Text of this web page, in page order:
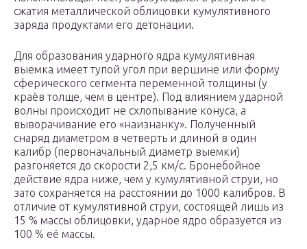
сжатия металлической облицовки кумулятивного
заряда продуктами его детонации.
Для образования ударного ядра кумулятивная
выемка имеет тупой угол при вершине или форму
сферического сегмента переменной толщины (у
краёв толще, чем в центре). Под влиянием ударной
волны происходит не схлопывание конуса, а
выворачивание его «наизнанку». Полученный
снаряд диаметром в четверть и длиной в один
калибр (первоначальный диаметр выемки)
разгоняется до скорости 2,5 км/с. Бронебойное
действие ядра ниже, чем у кумулятивной струи, но
зато сохраняется на расстоянии до 1000 калибров. В
отличие от кумулятивной струи, состоящей лишь из
15 % массы облицовки, ударное ядро образуется из
100 % её массы.